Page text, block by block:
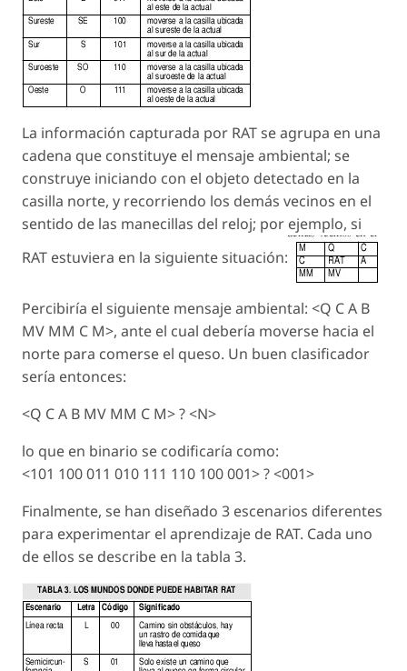
La información capturada por RAT se agrupa en una
cadena que constituye el mensaje ambiental; se
construye iniciando con el objeto detectado en la
casilla norte, y recorriendo los demás vecinos en el
sentido de las manecillas del reloj; por ejemplo, si
RAT estuviera en la siguiente situación:
Percibiría el siguiente mensaje ambiental: <Q C A B
MV MM C M>, ante el cual debería moverse hacia el
norte para comerse el queso. Un buen clasificador
sería entonces:
<Q C A B MV MM C M> ? <N>
lo que en binario se codificaría como:
<101 100 011 010 111 110 100 001> ? <001>
Finalmente, se han diseñado 3 escenarios diferentes
para experimentar el aprendizaje de RAT. Cada uno
de ellos se describe en la tabla 3.